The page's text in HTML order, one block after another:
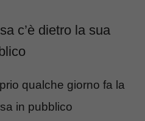
c’è dietro la sua
qualche giorno fa la
in pubblico